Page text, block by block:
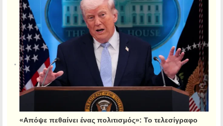
«Απόψε πεθαίνει ένας πολιτισμός»: Το τελεσίγραφο